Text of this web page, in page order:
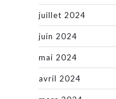
juillet 2024
juin 2024
mai 2024
avril 2024